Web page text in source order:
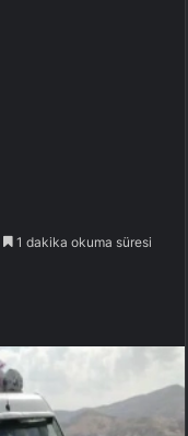
1 dakika okuma süresi